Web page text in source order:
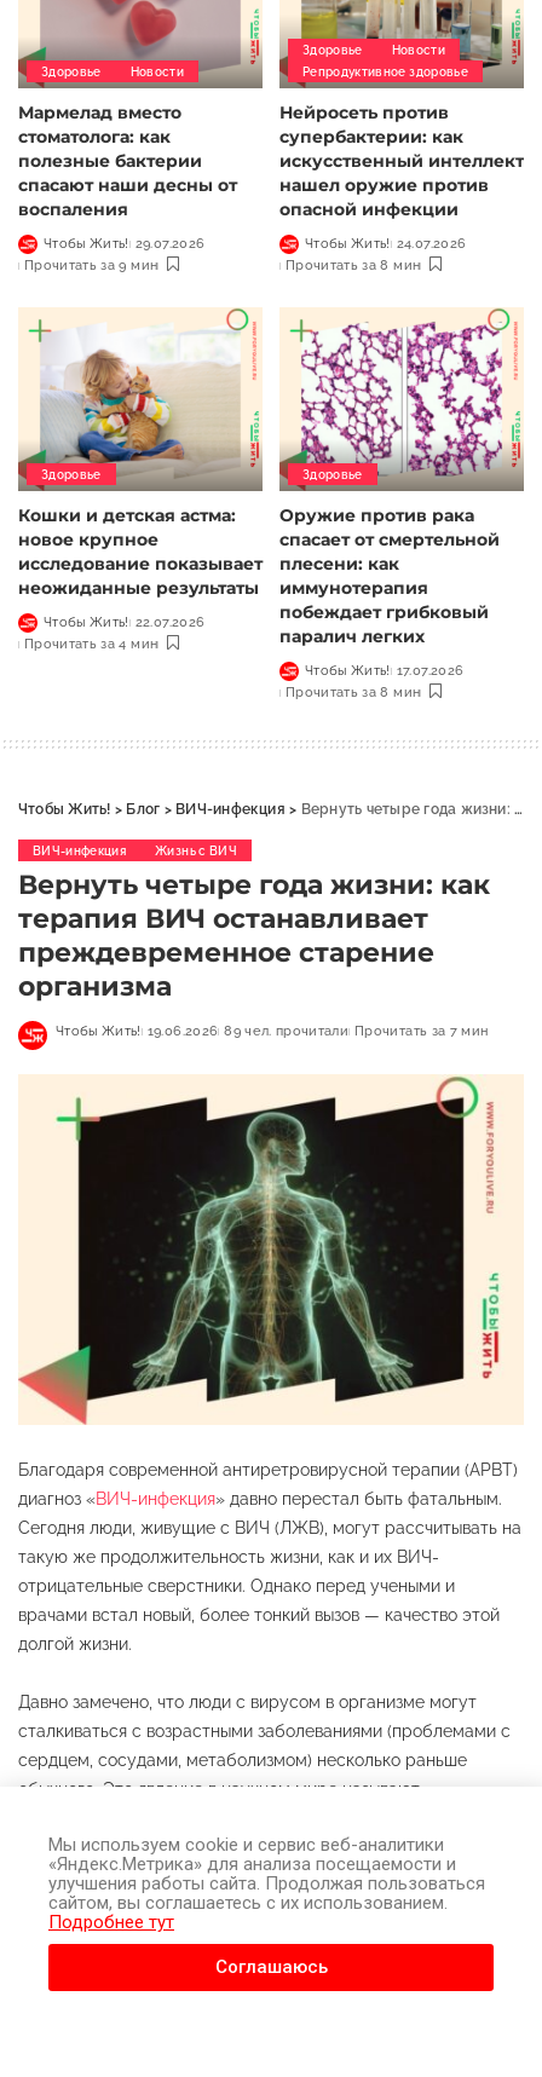
Здоровье Новости
Мармелад вместо
стоматолога: как
полезные бактерии
спасают наши десны от
воспаления
Чтобы Жить! 29.07.2026
Прочитать за 9 мин
Здоровье
Новости
Репродуктивное здоровье
Нейросеть против
супербактерии: как
искусственный интеллект
нашел оружие против
опасной инфекции
Чтобы Жить! 24.07.2026
Прочитать за 8 мин
Здоровье
Кошки и детская астма:
новое крупное
исследование показывает
неожиданные результаты
Чтобы Жить! 22.07.2026
Прочитать за 4 мин
Здоровье
Оружие против рака
спасает от смертельной
плесени: как
иммунотерапия
побеждает грибковый
паралич легких
Чтобы Жить! 17.07.2026
Прочитать за 8 мин
Чтобы Жить! > Блог > ВИЧ-инфекция > Вернуть четыре года жизни: как терапия ВИЧ останавливает преждевременное старение организма
ВИЧ-инфекция Жизнь с ВИЧ
Вернуть четыре года жизни: как
терапия ВИЧ останавливает
преждевременное старение
организма
Чтобы Жить! 19.06.2026 89 чел. прочитали Прочитать за 7 мин
Благодаря современной антиретровирусной терапии (АРВТ)
диагноз «ВИЧ-инфекция» давно перестал быть фатальным.
Сегодня люди, живущие с ВИЧ (ЛЖВ), могут рассчитывать на
такую же продолжительность жизни, как и их ВИЧ-
отрицательные сверстники. Однако перед учеными и
врачами встал новый, более тонкий вызов — качество этой
долгой жизни.
Давно замечено, что люди с вирусом в организме могут
сталкиваться с возрастными заболеваниями (проблемами с
сердцем, сосудами, метаболизмом) несколько раньше
обычного. Это явление в научном мире называют
месте. На крупнейшем международном конгрессеESCMID
Global 2026были представлены результаты революционного
исследования, которые переворачивают наше
представление о старении с ВИЧ. Ученые доказали:
успешный прием АРВТ способен буквально «повернуть
время вспять», уменьшив биологический возраст человека
Мы используем cookie и сервис веб-аналитики
«Яндекс.Метрика» для анализа посещаемости и
улучшения работы сайта. Продолжая пользоваться
сайтом, вы соглашаетесь с их использованием.
Подробнее тут
Соглашаюсь